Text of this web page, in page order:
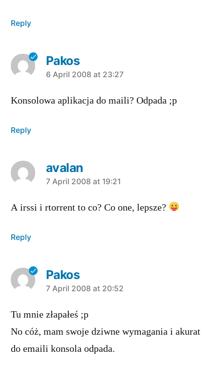
Reply
Pakos
says:
6 April 2008 at 23:27
Konsolowa aplikacja do maili? Odpada ;p
Reply
avalan
says:
7 April 2008 at 19:21
A irssi i rtorrent to co? Co one, lepsze?
Reply
Pakos
says:
7 April 2008 at 20:52
Tu mnie złapałeś ;p
No cóż, mam swoje dziwne wymagania i akurat
do emaili konsola odpada.